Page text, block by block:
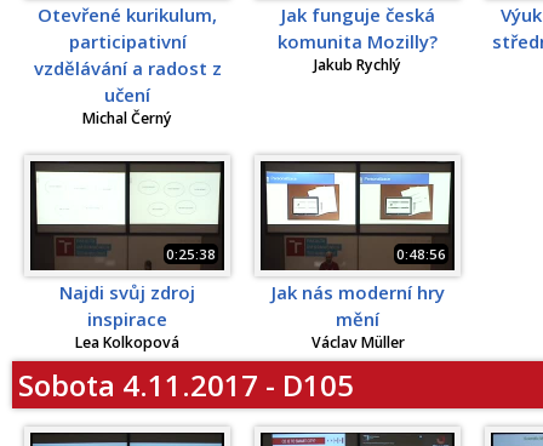
Otevřené kurikulum,
participativní
vzdělávání a radost z
učení
Michal Černý
Jak funguje česká
komunita Mozilly?
Jakub Rychlý
0:25:38
Najdi svůj zdroj
inspirace
Lea Kolkopová
0:48:56
Jak nás moderní hry
mění
Václav Müller
Sobota 4.11.2017 - D105